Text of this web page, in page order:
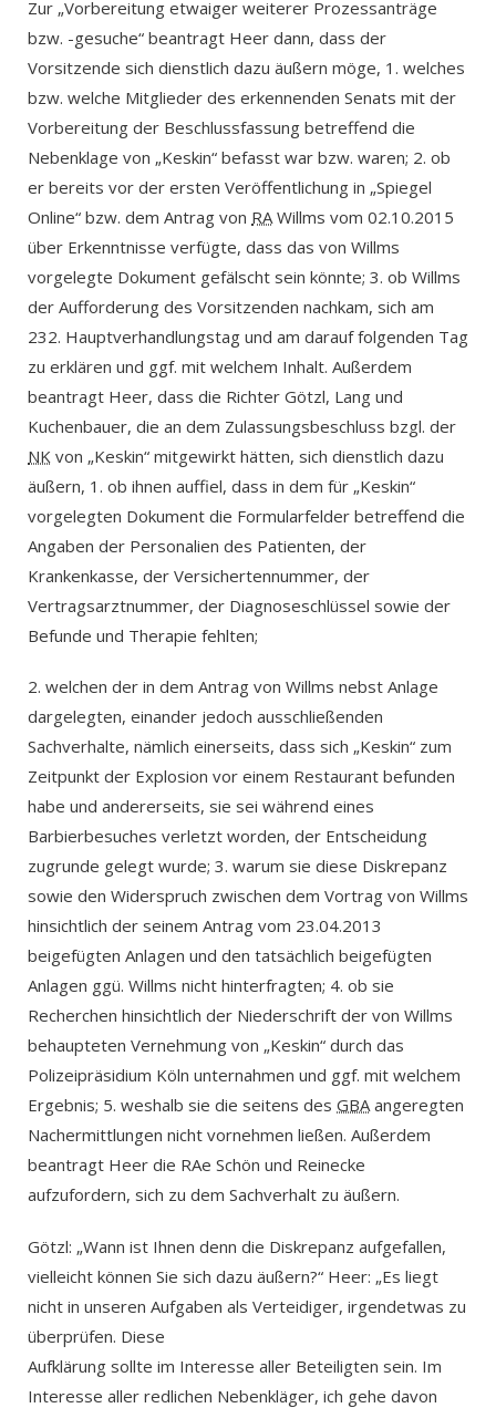
Zur „Vorbereitung etwaiger weiterer Prozessanträge
bzw. -gesuche“ beantragt Heer dann, dass der
Vorsitzende sich dienstlich dazu äußern möge, 1. welches
bzw. welche Mitglieder des erkennenden Senats mit der
Vorbereitung der Beschlussfassung betreffend die
Nebenklage von „Keskin“ befasst war bzw. waren; 2. ob
er bereits vor der ersten Veröffentlichung in „Spiegel
Online“ bzw. dem Antrag von RA Willms vom 02.10.2015
über Erkenntnisse verfügte, dass das von Willms
vorgelegte Dokument gefälscht sein könnte; 3. ob Willms
der Aufforderung des Vorsitzenden nachkam, sich am
232. Hauptverhandlungstag und am darauf folgenden Tag
zu erklären und ggf. mit welchem Inhalt. Außerdem
beantragt Heer, dass die Richter Götzl, Lang und
Kuchenbauer, die an dem Zulassungsbeschluss bzgl. der
NK von „Keskin“ mitgewirkt hätten, sich dienstlich dazu
äußern, 1. ob ihnen auffiel, dass in dem für „Keskin“
vorgelegten Dokument die Formularfelder betreffend die
Angaben der Personalien des Patienten, der
Krankenkasse, der Versichertennummer, der
Vertragsarztnummer, der Diagnoseschlüssel sowie der
Befunde und Therapie fehlten;
2. welchen der in dem Antrag von Willms nebst Anlage
dargelegten, einander jedoch ausschließenden
Sachverhalte, nämlich einerseits, dass sich „Keskin“ zum
Zeitpunkt der Explosion vor einem Restaurant befunden
habe und andererseits, sie sei während eines
Barbierbesuches verletzt worden, der Entscheidung
zugrunde gelegt wurde; 3. warum sie diese Diskrepanz
sowie den Widerspruch zwischen dem Vortrag von Willms
hinsichtlich der seinem Antrag vom 23.04.2013
beigefügten Anlagen und den tatsächlich beigefügten
Anlagen ggü. Willms nicht hinterfragten; 4. ob sie
Recherchen hinsichtlich der Niederschrift der von Willms
behaupteten Vernehmung von „Keskin“ durch das
Polizeipräsidium Köln unternahmen und ggf. mit welchem
Ergebnis; 5. weshalb sie die seitens des GBAangeregten
Nachermittlungen nicht vornehmen ließen. Außerdem
beantragt Heer die RAe Schön und Reinecke
aufzufordern, sich zu dem Sachverhalt zu äußern.
Götzl: „Wann ist Ihnen denn die Diskrepanz aufgefallen,
vielleicht können Sie sich dazu äußern?“ Heer: „Es liegt
nicht in unseren Aufgaben als Verteidiger, irgendetwas zu
überprüfen. Diese
Aufklärung sollte im Interesse aller Beteiligten sein. Im
Interesse aller redlichen Nebenkläger, ich gehe davon